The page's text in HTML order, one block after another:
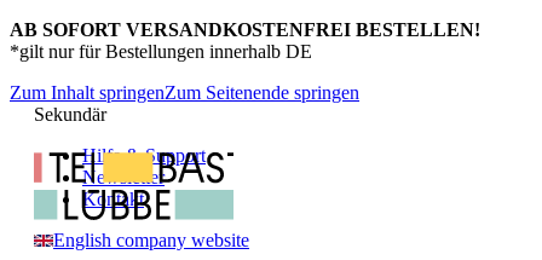
AB SOFORT VERSANDKOSTENFREI BESTELLEN!
*gilt nur für Bestellungen innerhalb DE
Zum Inhalt springenZum Seitenende springen
Sekundär
Hilfe & Support
Newsletter
Kontakt
English company website